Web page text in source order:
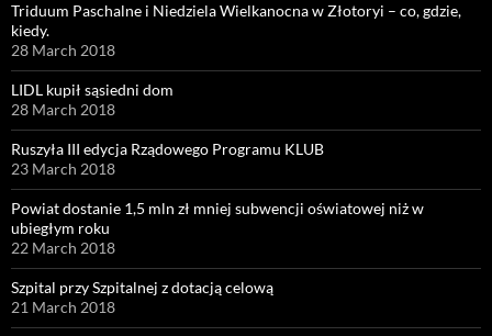
Triduum Paschalne i Niedziela Wielkanocna w Złotoryi – co, gdzie,
kiedy.
28 March 2018
LIDL kupił sąsiedni dom
28 March 2018
Ruszyła III edycja Rządowego Programu KLUB
23 March 2018
Powiat dostanie 1,5 mln zł mniej subwencji oświatowej niż w
ubiegłym roku
22 March 2018
Szpital przy Szpitalnej z dotacją celową
21 March 2018